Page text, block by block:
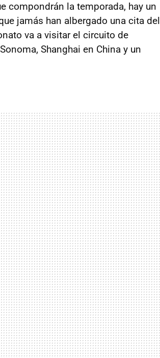
compondrán la temporada, hay un
jamás han albergado una cita del
va a visitar el circuito de
Shanghai en China y un